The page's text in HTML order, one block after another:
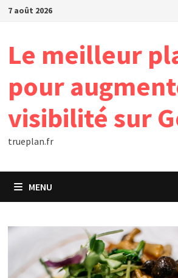
Passer
7 août 2026
Le meilleur
pour
visibilité sur
trueplan.fr
MENU